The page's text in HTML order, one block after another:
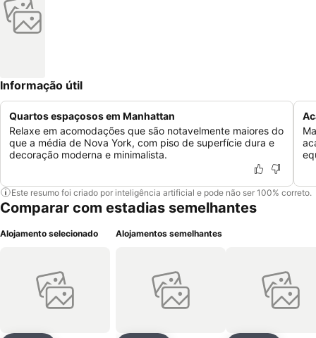
Informação útil
Quartos espaçosos em Manhattan
Relaxe em acomodações que são notavelmente maiores do
que a média de Nova York, com piso de superfície dura e
decoração moderna e minimalista.
Este resumo foi criado por inteligência artificial e pode não ser 100% correto.
Comparar com estadias semelhantes
Alojamento selecionado Alojamentos semelhantes